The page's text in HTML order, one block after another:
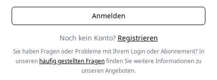
Noch kein Konto? Registrieren
Sie haben Fragen oder Probleme mit Ihrem Login oder Abonnement? In
unseren häufig gestellten Fragen finden Sie weitere Informationen zu
unseren Angeboten.